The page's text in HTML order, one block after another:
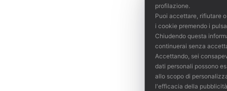
profilazione.
Puoi accettare, rifiutare
i cookie premendo i
Chiudendo questa
continuerai senza
Accettando, sei
dati personali possono
allo scopo di
l'efficacia della